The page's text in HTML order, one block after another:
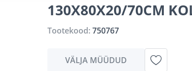
130X80X20/70CM
Tootekood:750767
VÄLJA MÜÜDUD